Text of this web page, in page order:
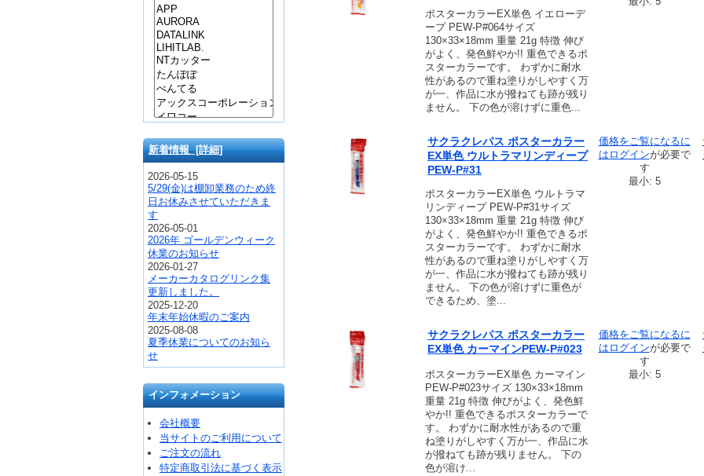
新着情報 [詳細]
2026-05-15
5/29(金)は棚卸業務のため終
日お休みさせていただきま
す
2026-05-01
2026年 ゴールデンウィーク
休業のお知らせ
2026-01-27
メーカーカタログリンク集
更新しました。
2025-12-20
年末年始休暇のご案内
2025-08-08
夏季休業についてのお知ら
せ
インフォメーション
会社概要
当サイトのご利用について
ご注文の流れ
特定商取引法に基づく表示
ポスターカラーEX単色 イエローデ
ープ PEW-P#064サイズ
130×33×18mm 重量 21g 特徴 伸び
がよく、発色鮮やか!! 重色できるポ
スターカラーです。 わずかに耐水
性があるので重ね塗りがしやすく万
が一、作品に水が撥ねても跡が残り
ません。 下の色が溶けずに重色...
サクラクレパス ポスターカラー
EX単色 ウルトラマリンディープ
PEW-P#31
ポスターカラーEX単色 ウルトラマ
リンディープ PEW-P#31サイズ
130×33×18mm 重量 21g 特徴 伸び
がよく、発色鮮やか!! 重色できるポ
スターカラーです。 わずかに耐水
性があるので重ね塗りがしやすく万
が一、作品に水が撥ねても跡が残り
ません。 下の色が溶けずに重色が
できるため、塗...
価格をご覧になるに
は ログインが必要で
す
最小: 5
サクラクレパス ポスターカラー
EX単色 カーマインPEW-P#023
ポスターカラーEX単色 カーマイン
PEW-P#023サイズ 130×33×18mm
重量 21g 特徴 伸びがよく、発色鮮
やか!! 重色できるポスターカラーで
す。 わずかに耐水性があるので重
ね塗りがしやすく万が一、作品に水
が撥ねても跡が残りません。 下の
色が溶け...
価格をご覧になるに
は ログインが必要で
す
最小: 5